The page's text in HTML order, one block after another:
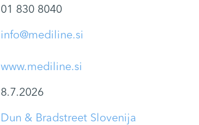
01 830 8040
info@mediline.si
www.mediline.si
8.7.2026
Dun & Bradstreet Slovenija